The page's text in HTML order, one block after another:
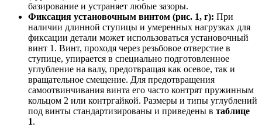
базирование и устраняет любые зазоры.
Фиксация установочным винтом (рис. 1, г): При
наличии длинной ступицы и умеренных нагрузках для
фиксации детали может использоваться установочный
винт 1. Винт, проходя через резьбовое отверстие в
ступице, упирается в специально подготовленное
углубление на валу, предотвращая как осевое, так и
вращательное смещение. Для предотвращения
самоотвинчивания винта его часто контрят пружинным
кольцом 2 или контргайкой. Размеры и типы углублений
под винты стандартизированы и приведены в таблице
1.